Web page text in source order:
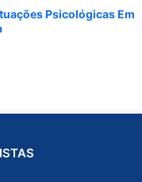
Psicológicas Em